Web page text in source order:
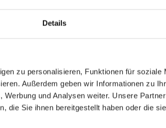
Details
zu personalisieren, Funktionen für soziale
Außerdem geben wir Informationen zu
und Analysen weiter. Unsere
die Sie ihnen bereitgestellt haben oder die